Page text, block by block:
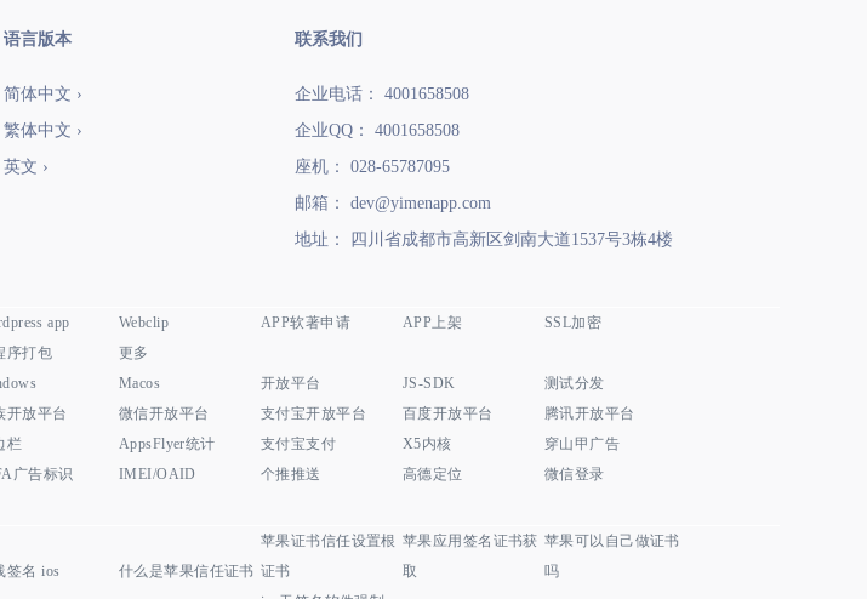
语言版本
简体中文 ›
繁体中文 ›
英文 ›
联系我们
企业电话： 4001658508
企业QQ： 4001658508
座机： 028-65787095
邮箱： dev@yimenapp.com
地址： 四川省成都市高新区剑南大道1537号3栋4楼
app Webclip APP软著申请 APP上架
SSL加密
序打包 更多
Macos 开放平台 JS-SDK 测试分发
开放平台 微信开放平台 支付宝开放平台 百度开放平台 腾讯开放平台
栏 AppsFlyer统计 支付宝支付 X5内核
穿山甲广告
广告标识 IMEI/OAID 个推推送 高德定位 微信登录
签名 ios 什么是苹果信任证书
苹果证书信任设置根
证书
苹果应用签名证书获
取
苹果可以自己做证书
吗